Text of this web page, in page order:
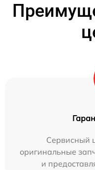
Сервисный
оригинальные
и